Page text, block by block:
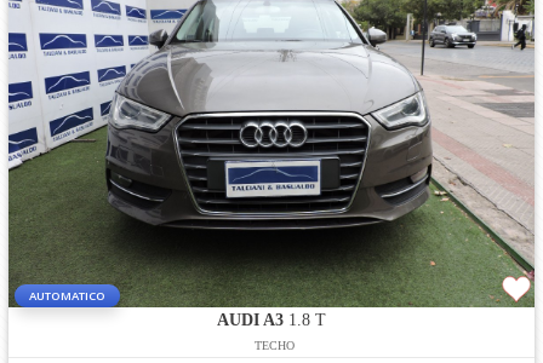
AUTOMATICO
AUDI A31.8 T
TECHO